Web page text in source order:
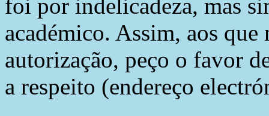
foi por indelicadeza, mas
académico. Assim, aos
autorização, peço o favor
a respeito (endereço